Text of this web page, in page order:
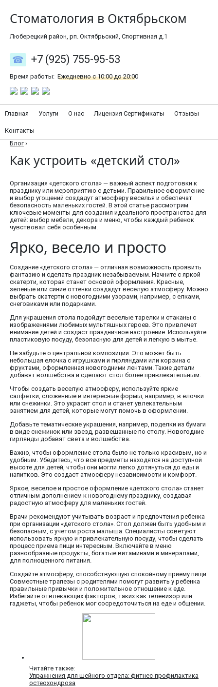
Стоматология в Октябрьском
Люберецкий район, рп. Октябрьский, Спортивная д.1
+7 (925) 755-95-53
Время работы: Ежедневно с 10:00 до 20:00
Главная Услуги О нас Лицензия Сертификаты Отзывы
Контакты
Блог ›
Как устроить «детский стол»
Организация «детского стола» — важный аспект подготовки к
празднику или мероприятию с детьми. Правильное оформление
и выбор угощений создадут атмосферу веселья и обеспечат
безопасность маленьких гостей. В этой статье рассмотрим
ключевые моменты для создания идеального пространства для
детей: выбор мебели, декора и меню, чтобы каждый ребенок
чувствовал себя особенным.
Ярко, весело и просто
Создание «детского стола» — отличная возможность проявить
фантазию и сделать праздник незабываемым. Начните с яркой
скатерти, которая станет основой оформления. Красные,
зеленые или синие оттенки создадут веселую атмосферу. Можно
выбрать скатерти с новогодними узорами, например, с елками,
снеговиками или подарками.
Для украшения стола подойдут веселые тарелки и стаканы с
изображениями любимых мультяшных героев. Это привлечет
внимание детей и создаст праздничное настроение. Используйте
пластиковую посуду, безопасную для детей и легкую в мытье.
Не забудьте о центральной композиции. Это может быть
небольшая елочка с игрушками и гирляндами или корзина с
фруктами, оформленная новогодними лентами. Такие детали
добавят волшебства и сделают стол более привлекательным.
Чтобы создать веселую атмосферу, используйте яркие
салфетки, сложенные в интересные формы, например, в елочки
или снежинки. Это украсит стол и станет увлекательным
занятием для детей, которые могут помочь в оформлении.
Добавьте тематические украшения, например, поделки из бумаги
в виде снежинок или звезд, развешанные по столу. Новогодние
гирлянды добавят света и волшебства.
Важно, чтобы оформление стола было не только красивым, но и
удобным. Убедитесь, что все предметы находятся на доступной
высоте для детей, чтобы они могли легко дотянуться до еды и
напитков. Это создаст атмосферу независимости и комфорт.
Яркое, веселое и простое оформление «детского стола» станет
отличным дополнением к новогоднему празднику, создавая
радостную атмосферу для маленьких гостей.
Врачи рекомендуют учитывать возраст и предпочтения ребенка
при организации «детского стола». Стол должен быть удобным и
безопасным, с учетом роста малыша. Специалисты советуют
использовать яркую и привлекательную посуду, чтобы сделать
процесс приема пищи интересным. Включайте в меню
разнообразные продукты, богатые витаминами и минералами,
для полноценного питания.
Создайте атмосферу, способствующую спокойному приему пищи.
Совместные трапезы с родителями помогут развить у ребенка
правильные привычки и положительное отношение к еде.
Избегайте отвлекающих факторов, таких как телевизор или
гаджеты, чтобы ребенок мог сосредоточиться на еде и общении.
Читайте также:
Упражнения для шейного отдела: фитнес-профилактика
остеохондроза